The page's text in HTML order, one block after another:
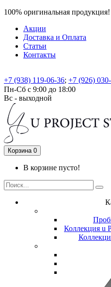
100% оригинальная продукция!
Акции
Доставка и Оплата
Статьи
Контакты
+7 (938) 119-06-36; +7 (926)
Пн-Сб с 9:00 до 18:00
Вс - выходной
Корзина 0
В корзине пусто!
Коллекция u